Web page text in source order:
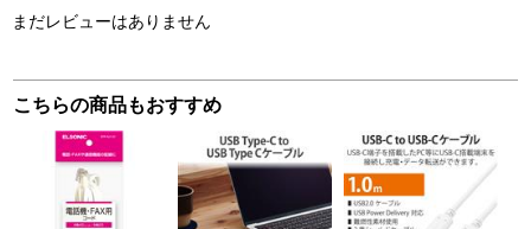
まだレビューはありません
こちらの商品もおすすめ